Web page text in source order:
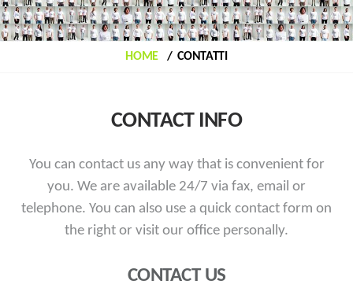
HOME CONTATTI
CONTACT INFO
You can contact us any way that is convenient for
you. We are available 24/7 via fax, email or
telephone. You can also use a quick contact form on
the right or visit our office personally.
CONTACT US